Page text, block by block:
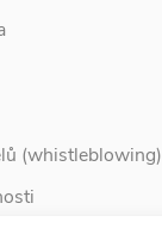
(whistleblowing)